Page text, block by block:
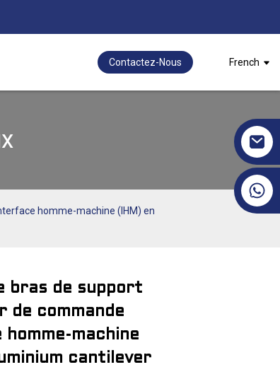
Contactez-Nous French
homme-machine (IHM) en
bras de support
de commande
machine
cantilever